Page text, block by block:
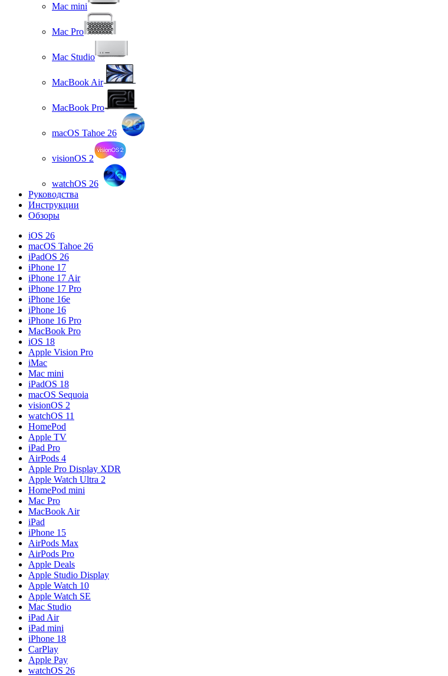
Mac mini
Mac Pro
Mac Studio
MacBook Air
MacBook Pro
macOS Tahoe 26
visionOS 2
watchOS 26
Руководства
Инструкции
Обзоры
iOS 26
macOS Tahoe 26
iPadOS 26
iPhone 17
iPhone 17 Air
iPhone 17 Pro
iPhone 16e
iPhone 16
iPhone 16 Pro
MacBook Pro
iOS 18
Apple Vision Pro
iMac
Mac mini
iPadOS 18
macOS Sequoia
visionOS 2
watchOS 11
HomePod
Apple TV
iPad Pro
AirPods 4
Apple Pro Display XDR
Apple Watch Ultra 2
HomePod mini
Mac Pro
MacBook Air
iPad
iPhone 15
AirPods Max
AirPods Pro
Apple Deals
Apple Studio Display
Apple Watch 10
Apple Watch SE
Mac Studio
iPad Air
iPad mini
iPhone 18
CarPlay
Apple Pay
watchOS 26